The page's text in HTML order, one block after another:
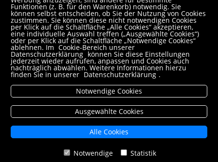
Service
Jobs
Newsletter abonnieren
Schulbuchservice
Rund um den Einkauf
Versandbedingungen
Filialabholung
Erweiterte Suche
Mein Konto
VERTRAG WIDERRUFEN
Funktionen (z. B. für den Warenkorb) notwendig. Sie
können selbst entscheiden, ob Sie der Nutzung von Cookies
zustimmen. Sie können diese nicht notwendigen Cookies
per Klick auf die Schaltfläche „Alle Cookies“ akzeptieren,
eine individuelle Auswahl treffen („Ausgewählte Cookies“)
oder per Klick auf die Schaltfläche „Notwendige Cookies“
ablehnen. Im Cookie-Bereich unserer
Datenschutzerklärung können Sie diese Einstellungen
jederzeit wieder aufrufen, anpassen und Cookies auch
nachträglich abwählen. Weitere Informationen hierzu
finden Sie in unserer Datenschutzerklärung .
Notwendige Cookies
Ausgewählte Cookies
Alle Cookies
Notwendige Statistik